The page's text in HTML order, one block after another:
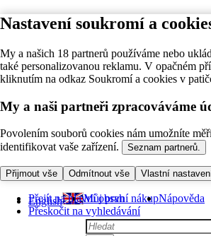
Nastavení soukromí a
My a našich 18 partnerů používáme nebo
také personalizovanou reklamu. V opačném
kliknutím na odkaz Soukromí a cookies v
My a naši partneři zpracováváme
Povolením souborů cookies nám umožníte
identifikovat vaše zařízení.
Seznam partnerů.
Přijmout vše Odmítnout vše Vlastní
Přejít na hlavní obsah
Přeskočit na vyhledávání
English Můj první nákupNápověda